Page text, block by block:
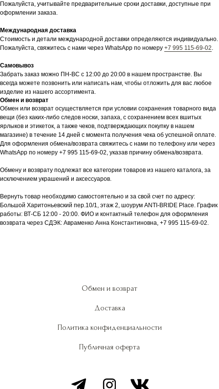
Пожалуйста, учитывайте предварительные сроки доставки, доступные при
оформлении заказа.
Международная доставка
Стоимость и детали международной доставки определяются индивидуально.
Пожалуйста, свяжитесь с нами через WhatsApp по номеру +7 995 115-69-02.
Самовывоз
Забрать заказ можно ПН-ВС с 12:00 до 20:00 в нашем пространстве. Вы
всегда можете позвонить или написать нам, чтобы отложить для вас любое
изделие из нашего ассортимента.
Обмен и возврат
Обмен или возврат осуществляется при условии сохранения товарного вида
вещи (без каких-либо следов носки, запаха, с сохранением всех вшитых
ярлыков и этикеток, а также чеков, подтверждающих покупку в нашем
магазине) в течение 14 дней с момента получения чека об успешной оплате.
Для оформления обмена/возврата свяжитесь с нами по телефону или через
WhatsApp по номеру +7 995 115-69-02, указав причину обмена/возврата.
Обмену и возврату подлежат все категории товаров из нашего каталога, за
исключением украшений и аксессуаров.
Вернуть товар необходимо самостоятельно и за свой счет по адресу:
Большой Харитоньевский пер.10/1, этаж 2, шоурум ANTI-BRIDE Place. График
работы: ВТ-СБ 12:00 - 20:00. ФИО и контактный телефон для оформления
возврата через СДЭК: Авраменко Анна Константиновна, +7 995 115-69-02.
Обмен и возврат
Доставка
Политика конфиденциальности
Публичная оферта